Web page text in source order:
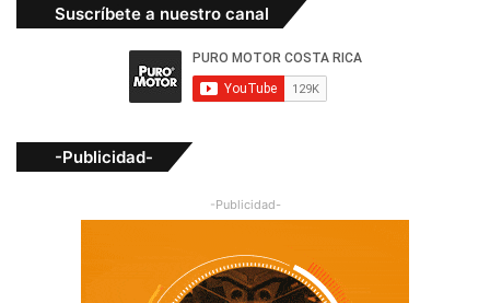
Suscríbete a nuestro canal
-Publicidad-
-Publicidad-